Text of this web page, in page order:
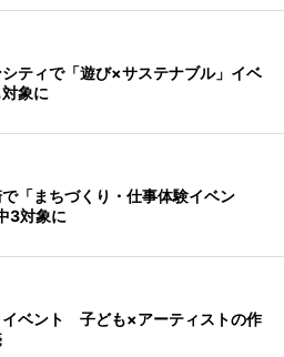
ティで「遊び×サステナブル」イベ
象に
「まちづくり・仕事体験イベン
3対象に
イベント 子ども×アーティストの作